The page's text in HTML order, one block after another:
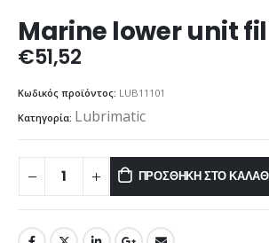
Marine lower unit
€51,52
Κωδικός προϊόντος: LUB11101
Κατηγορία: Lubrimatic
ΠΡΟΣΘΉΚΗ ΣΤΟ